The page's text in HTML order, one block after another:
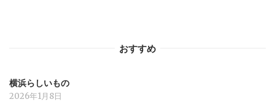
おすすめ
横浜らしいもの
2026年1月8日